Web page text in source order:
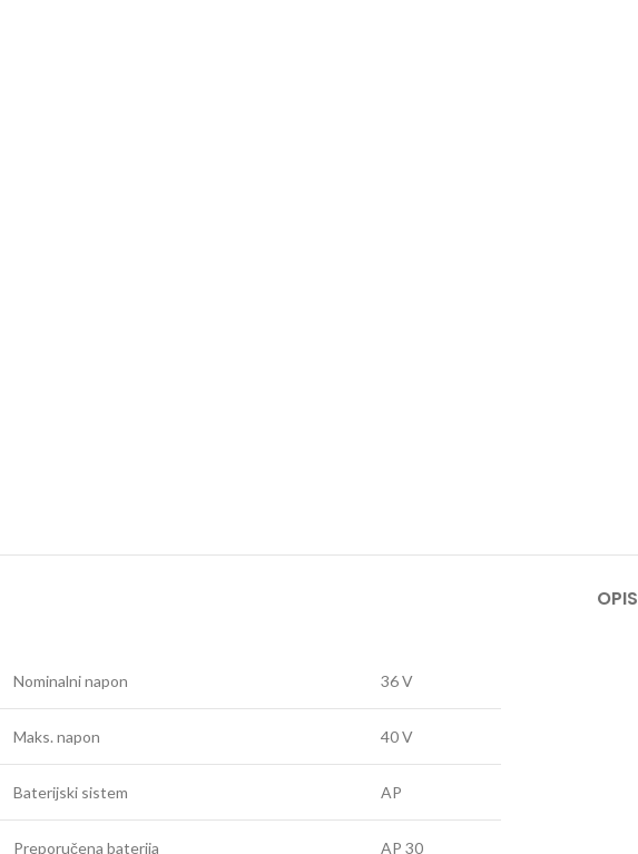
OPIS
Nominalni napon 36 V
Maks. napon 40 V
Baterijski sistem AP
Preporučena baterija AP 30